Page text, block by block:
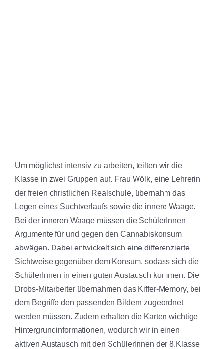
Um möglichst intensiv zu arbeiten, teilten wir die
Klasse in zwei Gruppen auf. Frau Wölk, eine Lehrerin
der freien christlichen Realschule, übernahm das
Legen eines Suchtverlaufs sowie die innere Waage.
Bei der inneren Waage müssen die SchülerInnen
Argumente für und gegen den Cannabiskonsum
abwägen. Dabei entwickelt sich eine differenzierte
Sichtweise gegenüber dem Konsum, sodass sich die
SchülerInnen in einen guten Austausch kommen. Die
Drobs-Mitarbeiter übernahmen das Kiffer-Memory, bei
dem Begriffe den passenden Bildern zugeordnet
werden müssen. Zudem erhalten die Karten wichtige
Hintergrundinformationen, wodurch wir in einen
aktiven Austausch mit den SchülerInnen der 8.Klasse